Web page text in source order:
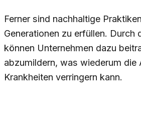
Ferner sind nachhaltige
Generationen zu erfüllen.
können Unternehmen dazu
abzumildern, was wiederum
Krankheiten verringern kann.